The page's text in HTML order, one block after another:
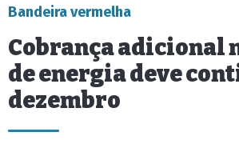
Bandeira vermelha
Cobrança adicional
de energia deve
dezembro